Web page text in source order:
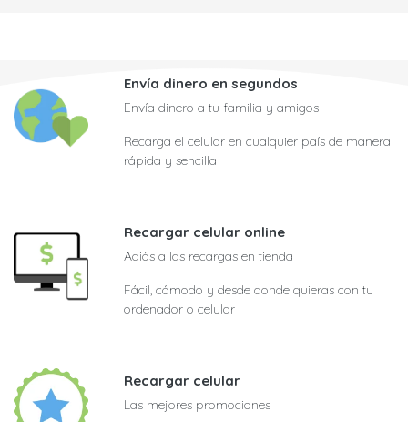
Envía dinero en segundos
Envía dinero a tu familia y amigos
Recarga el celular en cualquier país de manera
rápida y sencilla
Recargar celular online
Adiós a las recargas en tienda
Fácil, cómodo y desde donde quieras con tu
ordenador o celular
Recargar celular
Las mejores promociones